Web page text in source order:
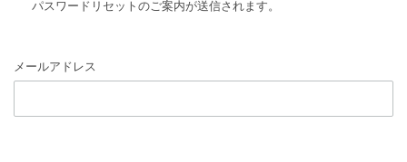
パスワードリセットのご案内が送信されます。
メールアドレス